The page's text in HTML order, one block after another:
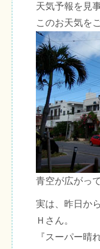
天気予報を見
このお天気を
青空が広がっ
実は、昨日か
Ｈさん。
『スーパー晴